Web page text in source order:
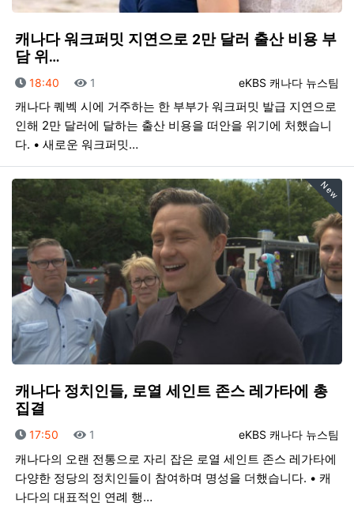
캐나다 워크퍼밋 지연으로 2만 달러 출산 비용 부
담 위…
등록자
eKBS 캐나다 뉴스팀
등록일
18:40 조회
1
캐나다 퀘벡 시에 거주하는 한 부부가 워크퍼밋 발급 지연으로
인해 2만 달러에 달하는 출산 비용을 떠안을 위기에 처했습니
다. • 새로운 워크퍼밋…
New
캐나다 정치인들, 로열 세인트 존스 레가타에 총
집결
등록자
eKBS 캐나다 뉴스팀
등록일
17:50 조회
1
캐나다의 오랜 전통으로 자리 잡은 로열 세인트 존스 레가타에
다양한 정당의 정치인들이 참여하며 명성을 더했습니다. • 캐
나다의 대표적인 연례 행…